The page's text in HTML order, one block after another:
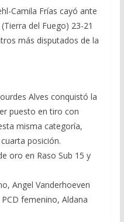
Camila Frías cayó ante
del Fuego) 23-21
más disputados de la
Alves conquistó la
puesto en tiro con
misma categoría,
posición.
oro en Raso Sub 15 y
Angel Vanderhoeven
femenino, Aldana